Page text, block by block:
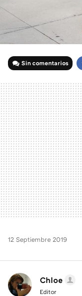
Sin comentarios
12 Septiembre 2019
Chloe
Editor